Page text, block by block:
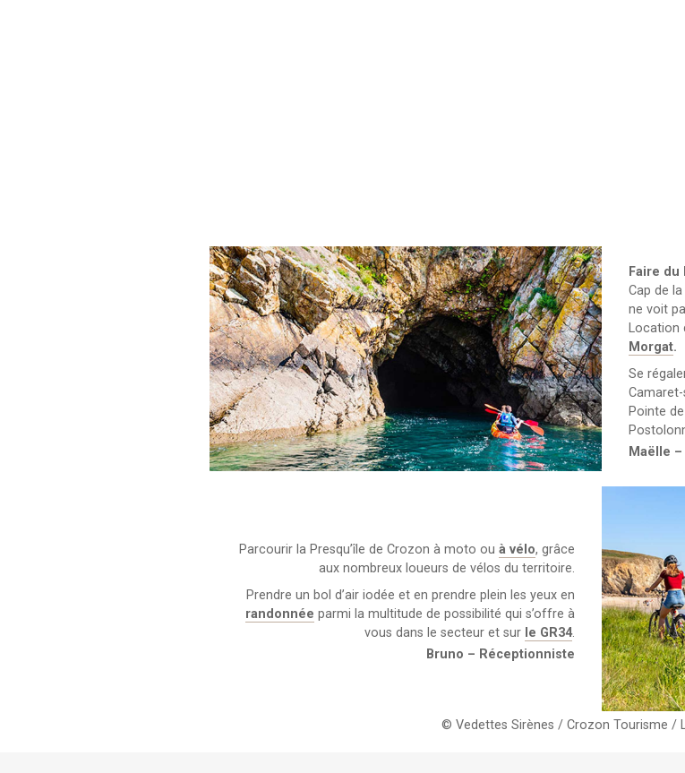
Faire du
Cap de
ne voit
Location
Morgat.
Se
Pointe
Maëlle
Parcourir la Presqu’île de Crozon à moto ou à vélo, grâce
aux nombreux loueurs de vélos du territoire.
Prendre un bol d’air iodée et en prendre plein les yeux en
randonnée parmi la multitude de possibilité qui s’offre à
vous dans le secteur et sur le GR34.
Bruno – Réceptionniste
© Vedettes Sirènes / Crozon Tourisme /